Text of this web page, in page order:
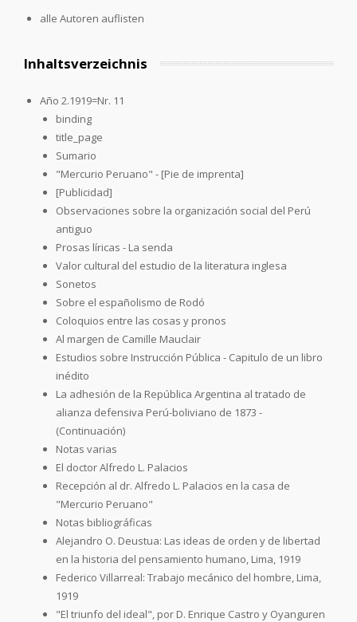
alle Autoren auflisten
Inhaltsverzeichnis
Año 2.1919=Nr. 11
binding
title_page
Sumario
"Mercurio Peruano" - [Pie de imprenta]
[Publicidad]
Observaciones sobre la organización social del Perú
antiguo
Prosas líricas - La senda
Valor cultural del estudio de la literatura inglesa
Sonetos
Sobre el españolismo de Rodó
Coloquios entre las cosas y pronos
Al margen de Camille Mauclair
Estudios sobre Instrucción Pública - Capitulo de un libro
inédito
La adhesión de la República Argentina al tratado de
alianza defensiva Perú-boliviano de 1873 -
(Continuación)
Notas varias
El doctor Alfredo L. Palacios
Recepción al dr. Alfredo L. Palacios en la casa de
"Mercurio Peruano"
Notas bibliográficas
Alejandro O. Deustua: Las ideas de orden y de libertad
en la historia del pensamiento humano, Lima, 1919
Federico Villarreal: Trabajo mecánico del hombre, Lima,
1919
"El triunfo del ideal", por D. Enrique Castro y Oyanguren